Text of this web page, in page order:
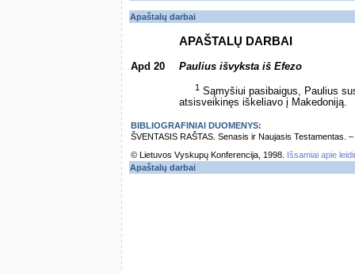
Apaštalų darbai
APAŠTALŲ DARBAI
Apd 20 Paulius išvyksta iš Efezo
1 Sąmyšiui pasibaigus, Paulius
atsisveikinęs iškeliavo į Makedoniją.
BIBLIOGRAFINIAI DUOMENYS:
ŠVENTASIS RAŠTAS. Senasis ir Naujasis Testamentas.
© Lietuvos Vyskupų Konferencija, 1998.
Išsamiai apie
Apaštalų darbai